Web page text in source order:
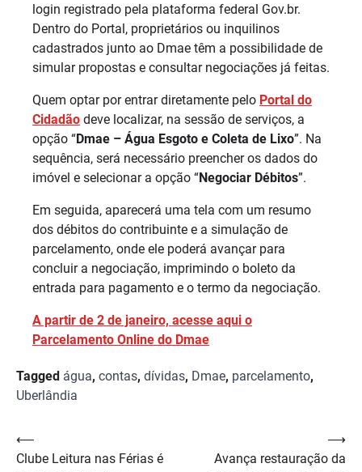
login registrado pela plataforma federal Gov.br.
Dentro do Portal, proprietários ou inquilinos
cadastrados junto ao Dmae têm a possibilidade de
simular propostas e consultar negociações já feitas.
Quem optar por entrar diretamente pelo Portal do
Cidadão deve localizar, na sessão de serviços, a
opção “Dmae – Água Esgoto e Coleta de Lixo”. Na
sequência, será necessário preencher os dados do
imóvel e selecionar a opção “Negociar Débitos”.
Em seguida, aparecerá uma tela com um resumo
dos débitos do contribuinte e a simulação de
parcelamento, onde ele poderá avançar para
concluir a negociação, imprimindo o boleto da
entrada para pagamento e o termo da negociação.
A partir de 2 de janeiro, acesse aqui o
Parcelamento Online do Dmae
Tagged água, contas, dívidas, Dmae, parcelamento,
Uberlândia
Navegação
de
⟵
Clube Leitura nas Férias é
Avança restauração da
⟶